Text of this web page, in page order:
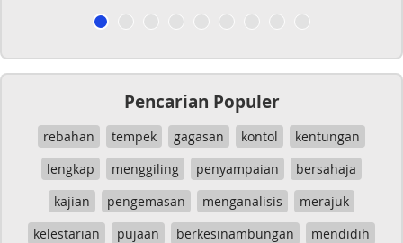
Pencarian Populer
rebahan tempek gagasan kontol
kentungan
lengkap
menggiling penyampaian
bersahaja
kajian
pengemasan menganalisis
merajuk
kelestarian
pujaan berkesinambungan
mendidih